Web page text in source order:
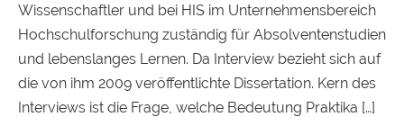
Wissenschaftler und bei HIS im Unternehmensbereich
Hochschulforschung zuständig für Absolventenstudien
und lebenslanges Lernen. Da Interview bezieht sich auf
die von ihm 2009 veröffentlichte Dissertation. Kern des
Interviews ist die Frage, welche Bedeutung Praktika […]